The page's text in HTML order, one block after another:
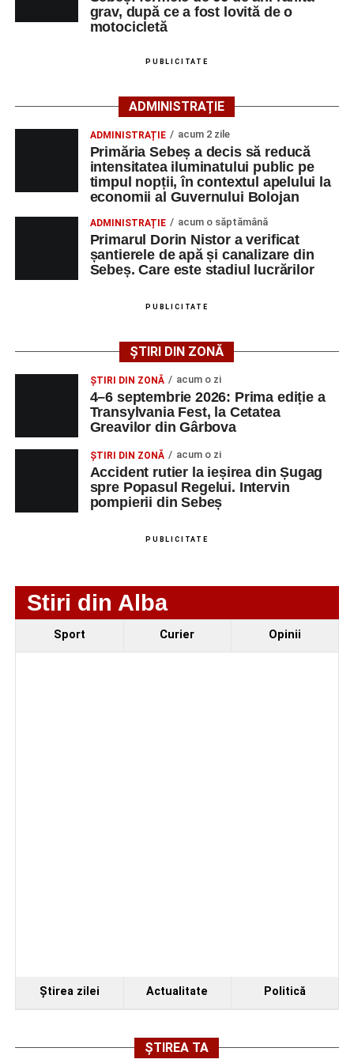
Fest, la Cetatea Greavilor din Gârbova
cercetărilor și stabilirea împrejurărilor exacte în care s-a
pentru fluidizarea traficului rutier în zonă.
„Victima, o persoană de sex feminin de
66 ani, va fi transportată la UPU Alba Iulia”
transmis ISU Alba.
Adaugă-ne ca sursă preferată
Urmărește-ne pe Google News
spital după ce a fost lovită de o motocicletă pe
strada Dorobanți din Sebeș
Accident pe strada Dorobanți din Sebeș: fermeie
de 66 de ani rănită grav, după ce a fost lovită de o
motocicletă
4–6 septembrie 2026: Prima ediție a Transylvania
Fest, la Cetatea Greavilor din Gârbova
WhatsApp
grav, după ce a fost lovită de o
motocicletă
PUBLICITATE
ADMINISTRAȚIE
ADMINISTRAȚIE acum 2 zile
Primăria Sebeș a decis să reducă
intensitatea iluminatului public pe
timpul nopții, în contextul apelului la
economii al Guvernului Bolojan
ADMINISTRAȚIE acum o săptămână
Primarul Dorin Nistor a verificat
șantierele de apă și canalizare din
Sebeș. Care este stadiul lucrărilor
PUBLICITATE
ȘTIRI DIN ZONĂ
ȘTIRI DIN ZONĂ acum o zi
4–6 septembrie 2026: Prima ediție a
Transylvania Fest, la Cetatea
Greavilor din Gârbova
ȘTIRI DIN ZONĂ acum o zi
Accident rutier la ieșirea din Șugag
spre Popasul Regelui. Intervin
pompierii din Sebeș
PUBLICITATE
Stiri din Alba
Sport Curier Opinii
Ştirea zilei Actualitate Politică
ȘTIREA TA